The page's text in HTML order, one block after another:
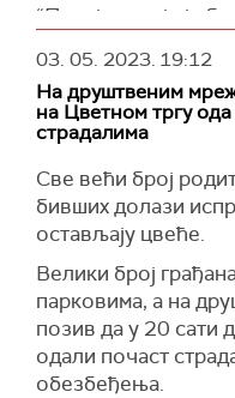
“Пацијент који је
комплексне
коша, врата и
примљен је на
моменту је
истакавши да ће
магнетна
Два ученика која
екстремитета су
стању. Пробудила
ускоро бити
Пацијенткиња коју
КЦС-а је у јако
03. 05. 2023. 19:12
На друштвеним
на Цветном тргу
страдалима
Све већи број
бивших долази
остављају цвеће.
Велики број
парковима, а на
позив да у 20 сати
одали почаст
обезбеђења.